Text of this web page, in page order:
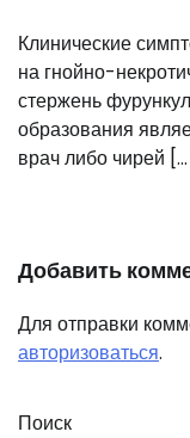
Клинические
на гнойно-
стержень
образования
врач либо чирей
Добавить
Для отправки
авторизоваться.
Поиск